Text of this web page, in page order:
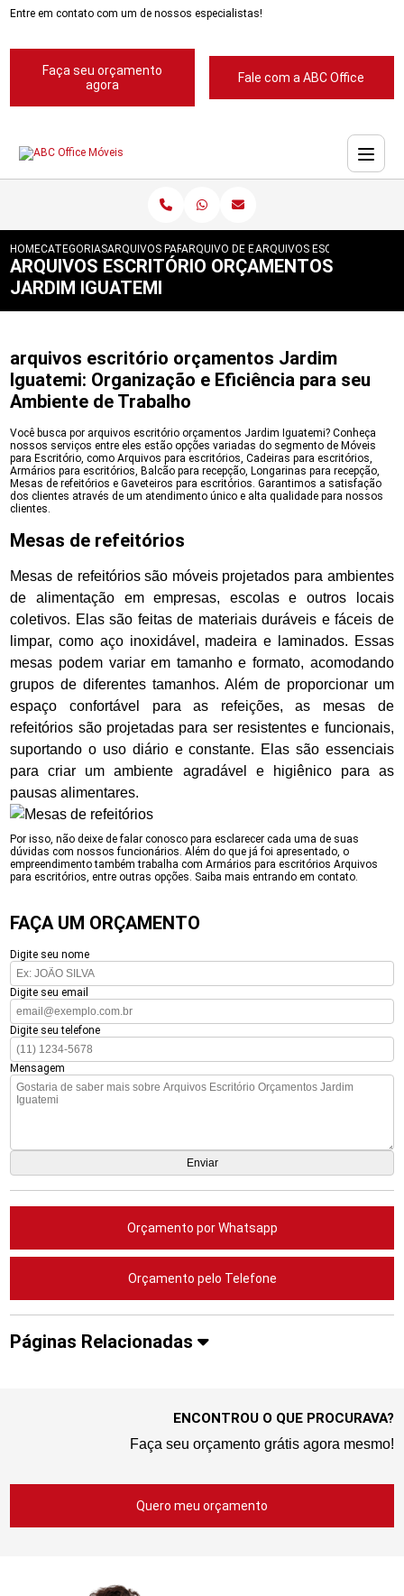
Entre em contato com um de nossos especialistas!
Faça seu orçamento
agora
Fale com a ABC Office
HOMECATEGORIASARQUIVOS PARA ESCRITORIOS
ARQUIVO DE ESCRITORIOS
ARQUIVOS ESCRITORIO
ARQUIVOS ESCRITÓRIO ORÇAMENTOS
JARDIM IGUATEMI
arquivos escritório orçamentos Jardim
Iguatemi: Organização e Eficiência para seu
Ambiente de Trabalho
Você busca por arquivos escritório orçamentos Jardim Iguatemi? Conheça
nossos serviços entre eles estão opções variadas do segmento de Móveis
para Escritório, como Arquivos para escritórios, Cadeiras para escritórios,
Armários para escritórios, Balcão para recepção, Longarinas para recepção,
Mesas de refeitórios e Gaveteiros para escritórios. Garantimos a satisfação
dos clientes através de um atendimento único e alta qualidade para nossos
clientes.
Mesas de refeitórios
Mesas de refeitórios são móveis projetados para ambientes
de alimentação em empresas, escolas e outros locais
coletivos. Elas são feitas de materiais duráveis e fáceis de
limpar, como aço inoxidável, madeira e laminados. Essas
mesas podem variar em tamanho e formato, acomodando
grupos de diferentes tamanhos. Além de proporcionar um
espaço confortável para as refeições, as mesas de
refeitórios são projetadas para ser resistentes e funcionais,
suportando o uso diário e constante. Elas são essenciais
para criar um ambiente agradável e higiênico para as
pausas alimentares.
Por isso, não deixe de falar conosco para esclarecer cada uma de suas
dúvidas com nossos funcionários. Além do que já foi apresentado, o
empreendimento também trabalha com Armários para escritórios Arquivos
para escritórios, entre outras opções. Saiba mais entrando em contato.
FAÇA UM ORÇAMENTO
Digite seu nome
Digite seu email
Digite seu telefone
Mensagem
Orçamento por Whatsapp
Orçamento pelo Telefone
Páginas Relacionadas
ENCONTROU O QUE PROCURAVA?
Faça seu orçamento grátis agora mesmo!
Quero meu orçamento